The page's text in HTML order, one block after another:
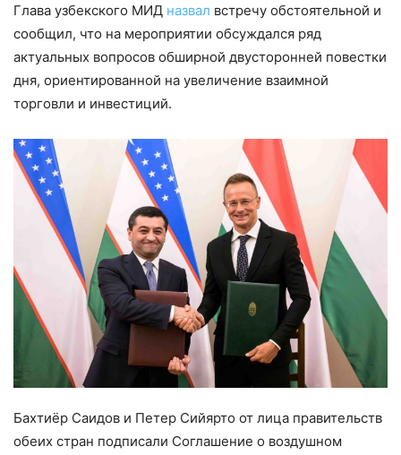
Глава узбекского МИД назвал встречу обстоятельной и
сообщил, что на мероприятии обсуждался ряд
актуальных вопросов обширной двусторонней повестки
дня, ориентированной на увеличение взаимной
торговли и инвестиций.
Бахтиёр Саидов и Петер Сийярто от лица правительств
обеих стран подписали Соглашение о воздушном